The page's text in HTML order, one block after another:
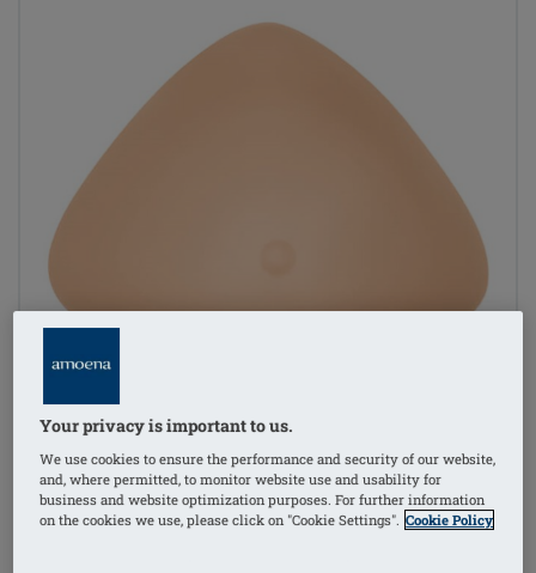
Your privacy is important to us.
We use cookies to ensure the performance and security of our website,
and, where permitted, to monitor website use and usability for
business and website optimization purposes. For further information
on the cookies we use, please click on "Cookie Settings". Cookie Policy